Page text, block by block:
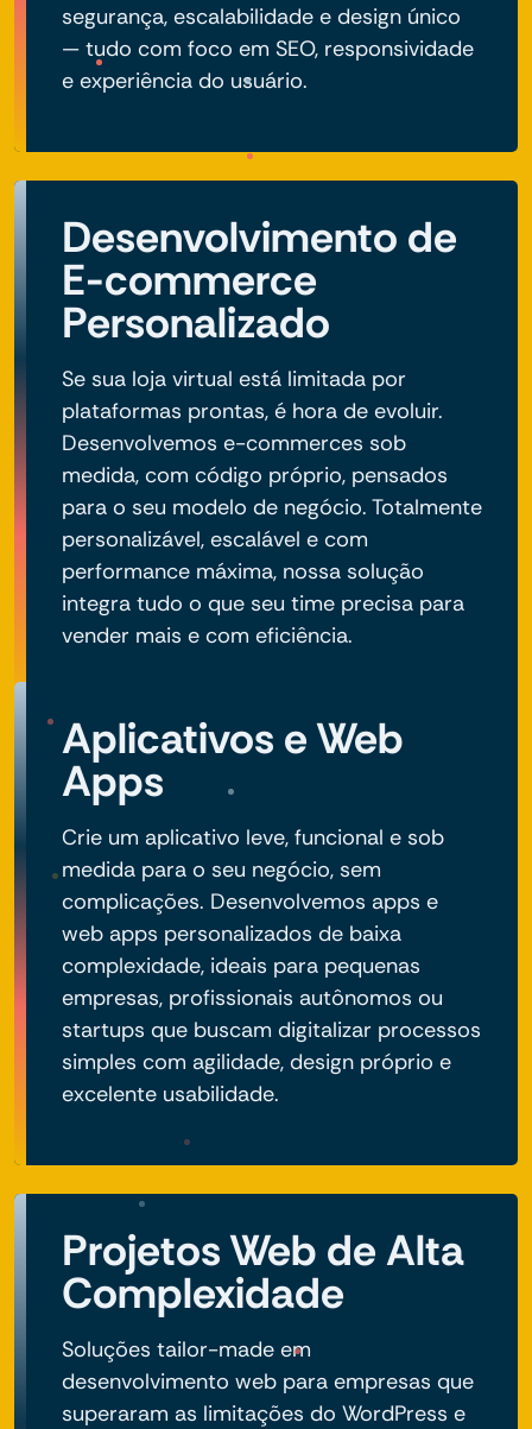
segurança, escalabilidade e design único
— tudo com foco em SEO, responsividade
e experiência do usuário.
Desenvolvimento de
E-commerce
Personalizado
Se sua loja virtual está limitada por
plataformas prontas, é hora de evoluir.
Desenvolvemos e-commerces sob
medida, com código próprio, pensados
para o seu modelo de negócio. Totalmente
personalizável, escalável e com
performance máxima, nossa solução
integra tudo o que seu time precisa para
vender mais e com eficiência.
Aplicativos e Web
Apps
Crie um aplicativo leve, funcional e sob
medida para o seu negócio, sem
complicações. Desenvolvemos apps e
web apps personalizados de baixa
complexidade, ideais para pequenas
empresas, profissionais autônomos ou
startups que buscam digitalizar processos
simples com agilidade, design próprio e
excelente usabilidade.
Projetos Web de Alta
Complexidade
Soluções tailor-made em
desenvolvimento web para empresas que
superaram as limitações do WordPress e